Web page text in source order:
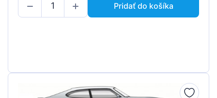
Pridať do košíka